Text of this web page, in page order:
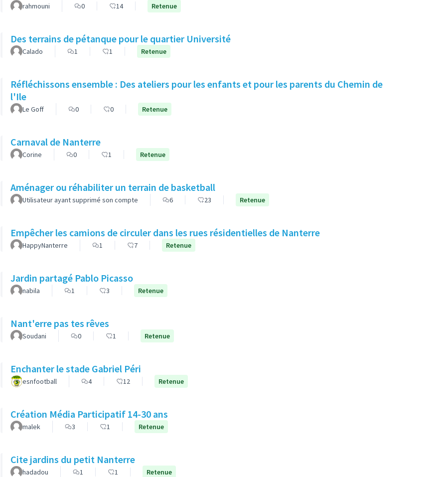
rahmouni 0 14 Retenue
Des terrains de pétanque pour le quartier Université
Calado 1 1 Retenue
Réfléchissons ensemble : Des ateliers pour les enfants et pour les parents du Chemin de
l'Ile
Le Goff 0 0 Retenue
Carnaval de Nanterre
Corine 0 1 Retenue
Aménager ou réhabiliter un terrain de basketball
Utilisateur ayant supprimé son compte 6 23 Retenue
Empêcher les camions de circuler dans les rues résidentielles de Nanterre
HappyNanterre 1 7 Retenue
Jardin partagé Pablo Picasso
nabila 1 3 Retenue
Nant'erre pas tes rêves
Soudani 0 1 Retenue
Enchanter le stade Gabriel Péri
esnfootball 4 12 Retenue
Création Média Participatif 14-30 ans
malek 3 1 Retenue
Cite jardins du petit Nanterre
hadadou 1 1 Retenue